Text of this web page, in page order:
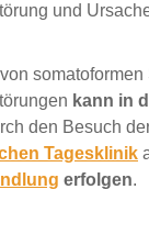
und
somatoformen
kann in
den Besuch
Tagesklinik
erfolgen.